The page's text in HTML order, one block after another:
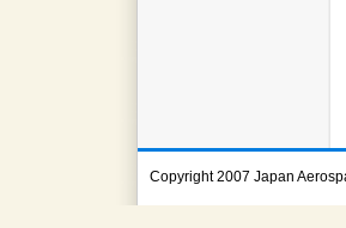
Copyright 2007 Japan